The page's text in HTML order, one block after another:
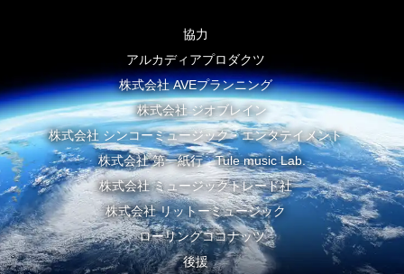
協力
アルカディアプロダクツ
株式会社 AVEプランニング
株式会社 ジオブレイン
株式会社 シンコーミュージック・エンタテイメント
株式会社 第一紙行 Tule music Lab.
株式会社 ミュージックトレード社
株式会社 リットーミュージック
ローリングココナッツ
後援